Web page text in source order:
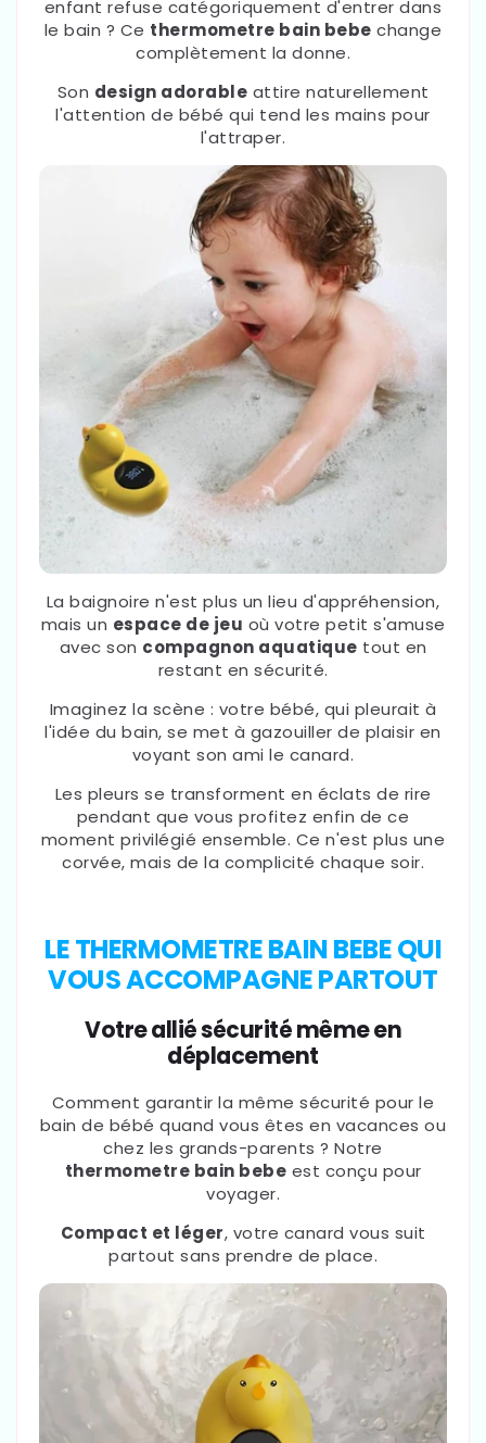
enfant refuse catégoriquement d'entrer dans
le bain ? Ce thermometre bain bebe change
complètement la donne.
Son design adorable attire naturellement
l'attention de bébé qui tend les mains pour
l'attraper.
La baignoire n'est plus un lieu d'appréhension,
mais un espace de jeu où votre petit s'amuse
avec son compagnon aquatique tout en
restant en sécurité.
Imaginez la scène : votre bébé, qui pleurait à
l'idée du bain, se met à gazouiller de plaisir en
voyant son ami le canard.
Les pleurs se transforment en éclats de rire
pendant que vous profitez enfin de ce
moment privilégié ensemble. Ce n'est plus une
corvée, mais de la complicité chaque soir.
LE THERMOMETRE BAIN BEBE QUI
VOUS ACCOMPAGNE PARTOUT
Votre allié sécurité même en
déplacement
Comment garantir la même sécurité pour le
bain de bébé quand vous êtes en vacances ou
chez les grands-parents ? Notre
thermometre bain bebe est conçu pour
voyager.
Compact et léger, votre canard vous suit
partout sans prendre de place.